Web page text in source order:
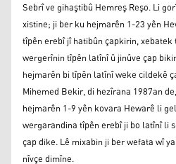
Sebrî ve gihaştibû Hemreş Reşo. Li
xistine; ji ber ku hejmarên 1-23 yên
tîpên erebî jî hatibûn çapkirin,
wergerînin tîpên latînî û jinûve çap
hejmarên bi tîpên latînî weke cildekê
Mihemed Bekir, di hezîrana 1987an
hejmarên 1-9 yên kovara Hewarê li
wergarandina tîpên erebî ji bo latînî li
çap dike. Lê mixabin ji ber wefata wî
nîvçe dimîne.